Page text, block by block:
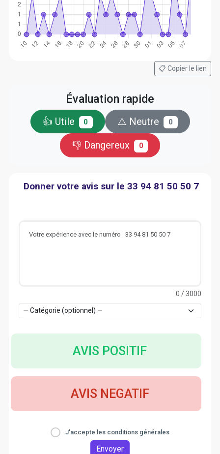
📋 Copier le lien
Évaluation rapide
👍 Utile 0 ⚠️ Neutre 0
👎 Dangereux 0
Donner votre avis sur le 33 94 81 50 50 7
0 / 3000
AVIS POSITIF
AVIS NEGATIF
J'accepte les conditions générales
Envoyer